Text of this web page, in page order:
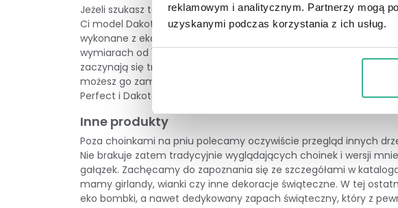
reklamowym i analitycznym. Partnerzy mogą
uzyskanymi podczas korzystania z ich usług.
Jeżeli szukasz takiego drzewka w standardowych rozmiarach,
Ci model Dakota Mix PE. Drewniany pień jest umocowany na
wykonane z ekologicznego polietylenu i przy okazji świetnie się
wymiarach od 120 do 240 cm wysokości. Alternatywą jest
zaczynają się trochę niżej, lecz wciąż pozostawiając
możesz go zamówić także
. Nowością w
Perfect i Dakota Mix PE, dostępna w rozmiarach 180, 210 i 240 cm.
Inne produkty
Poza choinkami na pniu polecamy oczywiście przegląd innych
Nie brakuje zatem tradycyjnie wyglądających choinek i wersji
gałązek. Zachęcamy do zapoznania się ze szczegółami w
mamy girlandy, wianki czy inne dekoracje świąteczne. W tej
eko bombki, a nawet dedykowany zapach świąteczny, który z